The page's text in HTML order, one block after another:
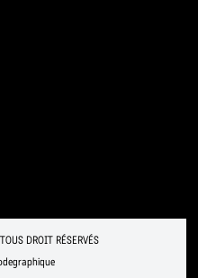
DROIT RÉSERVÉS